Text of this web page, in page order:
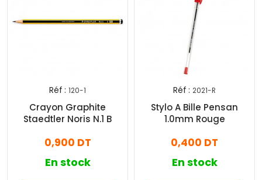
Réf : 120-1
Crayon Graphite
Staedtler Noris N.1 B
0,900 DT
En stock
Réf : 2021-R
Stylo A Bille Pensan
1.0mm Rouge
0,400 DT
En stock